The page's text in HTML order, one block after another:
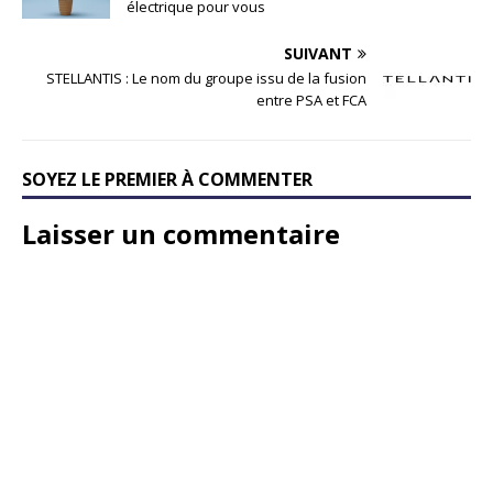
électrique pour vous
SUIVANT
STELLANTIS : Le nom du groupe issu de la fusion
entre PSA et FCA
SOYEZ LE PREMIER À COMMENTER
Laisser un commentaire